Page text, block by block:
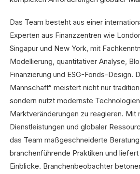
Das Team besteht aus einer
Experten aus Finanzzentren wie
Singapur und New York, mit
Modellierung, quantitativer Analyse,
Finanzierung und ESG-Fonds-Design.
Mannschaft“ meistert nicht nur
sondern nutzt modernste
Marktveränderungen zu reagieren. Mit
Dienstleistungen und globaler
das Team maßgeschneiderte
branchenführende Praktiken und
Einblicke. Branchenbeobachter